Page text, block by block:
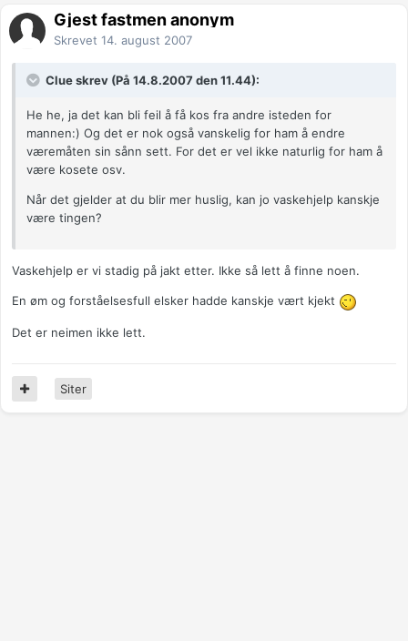
Gjest fastmen anonym
Skrevet 14. august 2007
Clue skrev (På 14.8.2007 den 11.44):
He he, ja det kan bli feil å få kos fra andre isteden for
mannen:) Og det er nok også vanskelig for ham å endre
væremåten sin sånn sett. For det er vel ikke naturlig for ham å
være kosete osv.
Når det gjelder at du blir mer huslig, kan jo vaskehjelp kanskje
være tingen?
Vaskehjelp er vi stadig på jakt etter. Ikke så lett å finne noen.
En øm og forståelsesfull elsker hadde kanskje vært kjekt
Det er neimen ikke lett.
Siter